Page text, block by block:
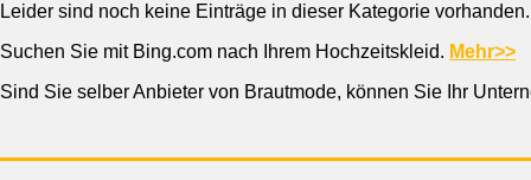
Leider sind noch keine Einträge in dieser Kategorie vorhanden.
Suchen Sie mit Bing.com nach Ihrem Hochzeitskleid. Mehr>>
Sind Sie selber Anbieter von Brautmode, können Sie Ihr